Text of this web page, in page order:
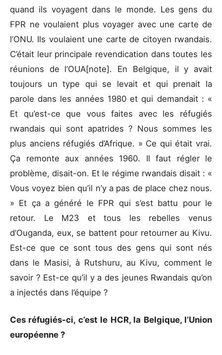
quand ils voyagent dans le monde. Les gens du
FPR ne voulaient plus voyager avec une carte de
l’ONU. Ils voulaient une carte de citoyen rwandais.
C’était leur principale revendication dans toutes les
réunions de l’OUA[note]. En Belgique, il y avait
toujours un type qui se levait et qui prenait la
parole dans les années 1980 et qui demandait : «
Et qu’est-ce que vous faites avec les réfugiés
rwandais qui sont apatrides ? Nous sommes les
plus anciens réfugiés d’Afrique. » Ce qui était vrai.
Ça remonte aux années 1960. Il faut régler le
problème, disait-on. Et le régime rwandais disait : «
Vous voyez bien qu’il n’y a pas de place chez nous.
» Et ça a généré le FPR qui s’est battu pour le
retour. Le M23 et tous les rebelles venus
d’Ouganda, eux, se battent pour retourner au Kivu.
Est-ce que ce sont tous des gens qui sont nés
dans le Masisi, à Rutshuru, au Kivu, comment le
savoir ? Est-ce qu’il y a des jeunes Rwandais qu’on
a injectés dans l’équipe ?
Ces réfugiés-ci, c’est le HCR, la Belgique, l’Union
européenne ?